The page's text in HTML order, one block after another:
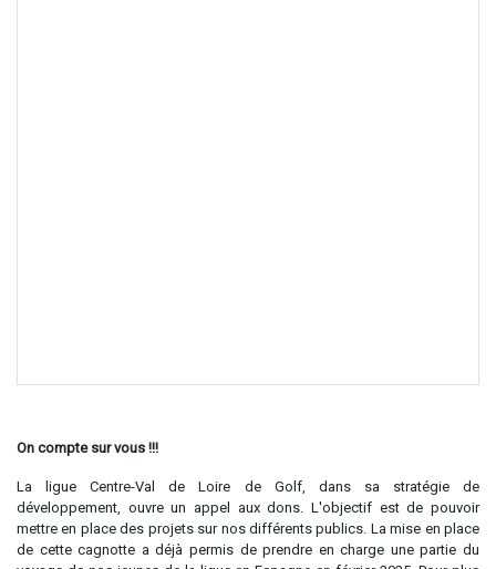
On compte sur vous !!!
La ligue Centre-Val de Loire de Golf, dans sa stratégie de
développement, ouvre un appel aux dons. L'objectif est de pouvoir
mettre en place des projets sur nos différents publics. La mise en place
de cette cagnotte a déjà permis de prendre en charge une partie du